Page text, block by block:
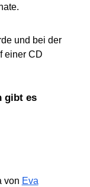
und bei der
einer CD
von Eva